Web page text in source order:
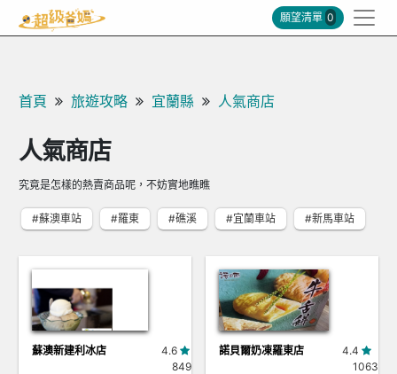
願望清單 0
首頁 旅遊攻略 宜蘭縣 人氣商店
人氣商店
究竟是怎樣的熱賣商品呢，不妨實地瞧瞧
#蘇澳車站 #羅東 #礁溪 #宜蘭車站 #新馬車站
蘇澳新建利冰店
4.6
849
諾貝爾奶凍羅東店
4.4
1063